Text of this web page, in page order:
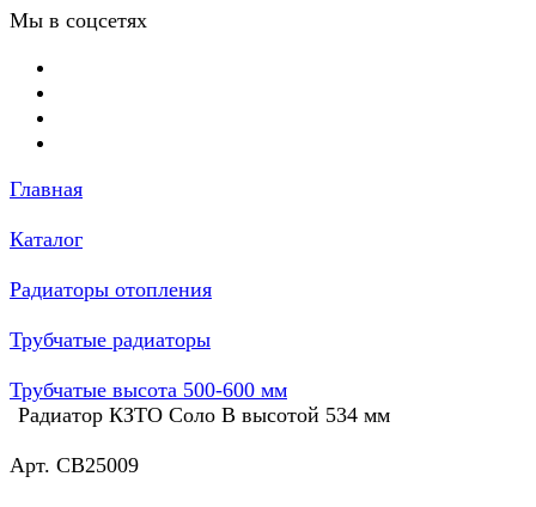
Мы в соцсетях
Главная
Каталог
Радиаторы отопления
Трубчатые радиаторы
Трубчатые высота 500-600 мм
Радиатор КЗТО Соло В высотой 534 мм
Арт. СВ25009